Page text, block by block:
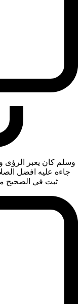
وسلم كان يعبر الرؤى
جاءه عليه افضل
ثبت في الصحيح